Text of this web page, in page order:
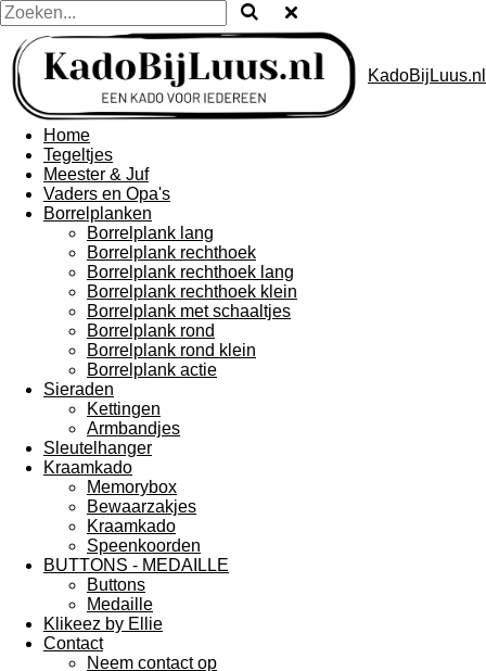
KadoBijLuus.nl
Home
Tegeltjes
Meester & Juf
Vaders en Opa's
Borrelplanken
Borrelplank lang
Borrelplank rechthoek
Borrelplank rechthoek lang
Borrelplank rechthoek klein
Borrelplank met schaaltjes
Borrelplank rond
Borrelplank rond klein
Borrelplank actie
Sieraden
Kettingen
Armbandjes
Sleutelhanger
Kraamkado
Memorybox
Bewaarzakjes
Kraamkado
Speenkoorden
BUTTONS - MEDAILLE
Buttons
Medaille
Klikeez by Ellie
Contact
Neem contact op